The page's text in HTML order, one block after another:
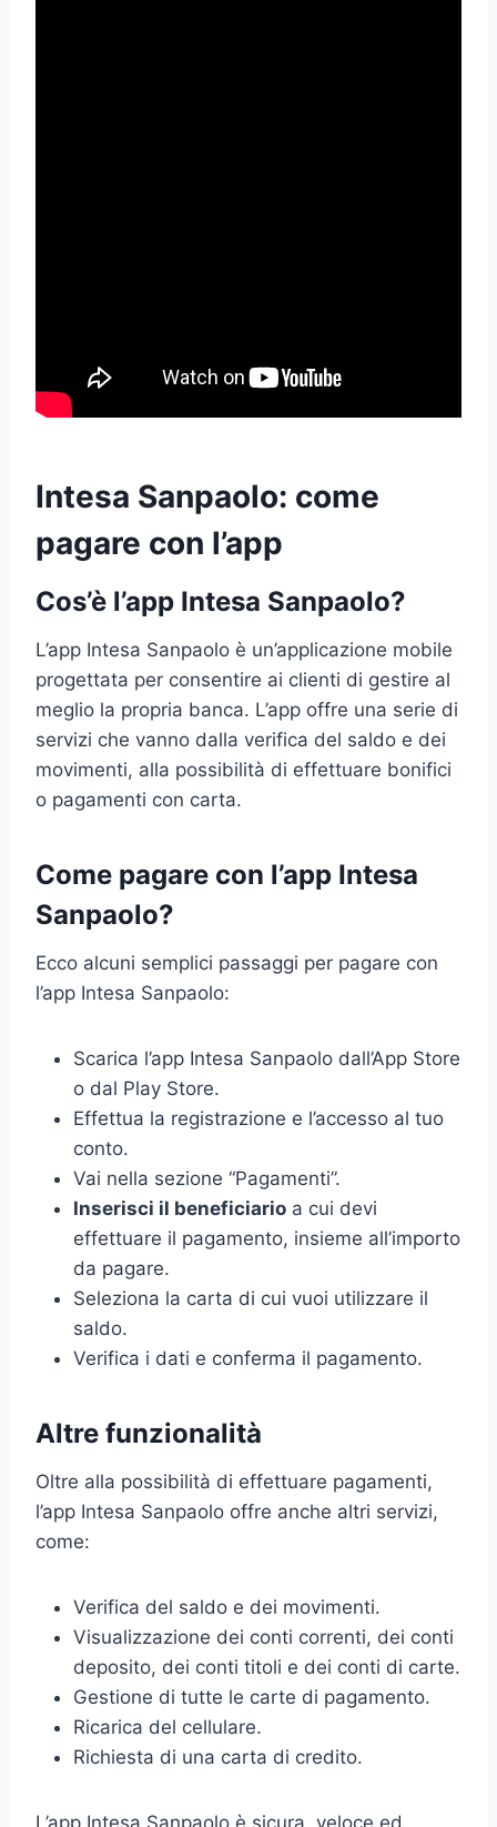
Intesa Sanpaolo: come
pagare con l’app
Cos’è l’app Intesa Sanpaolo?
L’app Intesa Sanpaolo è un’applicazione mobile
progettata per consentire ai clienti di gestire al
meglio la propria banca. L’app offre una serie di
servizi che vanno dalla verifica del saldo e dei
movimenti, alla possibilità di effettuare bonifici
o pagamenti con carta.
Come pagare con l’app Intesa
Sanpaolo?
Ecco alcuni semplici passaggi per pagare con
l’app Intesa Sanpaolo:
Scarica l’app Intesa Sanpaolo dall’App Store
o dal Play Store.
Effettua la registrazione e l’accesso al tuo
conto.
Vai nella sezione “Pagamenti”.
Inserisci il beneficiario a cui devi
effettuare il pagamento, insieme all’importo
da pagare.
Seleziona la carta di cui vuoi utilizzare il
saldo.
Verifica i dati e conferma il pagamento.
Altre funzionalità
Oltre alla possibilità di effettuare pagamenti,
l’app Intesa Sanpaolo offre anche altri servizi,
come:
Verifica del saldo e dei movimenti.
Visualizzazione dei conti correnti, dei conti
deposito, dei conti titoli e dei conti di carte.
Gestione di tutte le carte di pagamento.
Ricarica del cellulare.
Richiesta di una carta di credito.
L’app Intesa Sanpaolo è sicura, veloce ed